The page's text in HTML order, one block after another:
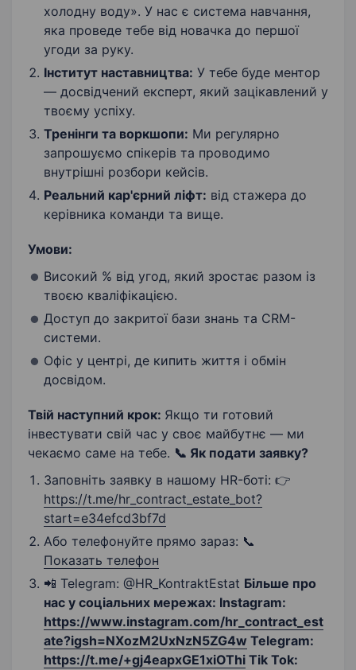
холодну воду». У нас є система навчання,
яка проведе тебе від новачка до першої
угоди за руку.
Інститут наставництва: У тебе буде ментор
— досвідчений експерт, який зацікавлений у
твоєму успіху.
Тренінги та воркшопи: Ми регулярно
запрошуємо спікерів та проводимо
внутрішні розбори кейсів.
Реальний кар'єрний ліфт: від стажера до
керівника команди та вище.
Умови:
Високий % від угод, який зростає разом із
твоєю кваліфікацією.
Доступ до закритої бази знань та CRM-
системи.
Офіс у центрі, де кипить життя і обмін
досвідом.
Твій наступний крок: Якщо ти готовий
інвестувати свій час у своє майбутнє — ми
чекаємо саме на тебе. 📞 Як подати заявку?
Заповніть заявку в нашому HR-боті: 👉
https://t.me/hr_contract_estate_bot?
start=e34efcd3bf7d
Або телефонуйте прямо зараз: 📞
Показать телефон
📲 Telegram: @HR_KontraktEstat Більше про
нас у соціальних мережах: Instagram:
https://www.instagram.com/hr_contract_est
ate?igsh=NXozM2UxNzN5ZG4w Telegram:
https://t.me/+gj4eapxGE1xiOThi Tik Tok: